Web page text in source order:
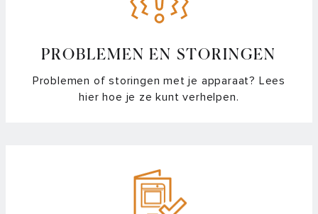
Hoe maak ik aluminium schoon?
Hoe maak ik de motor van mijn afzuigkap vetvrij?
Hoe maak ik mijn afzuigkap schoon?
Hoe werkt een motorloze afzuigkap?
PROBLEMEN EN STORINGEN
Problemen of storingen met je apparaat? Lees
hier hoe je ze kunt verhelpen.